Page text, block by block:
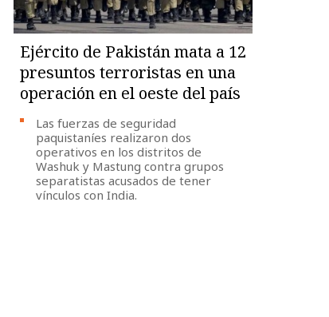
Ejército de Pakistán mata a 12
presuntos terroristas en una
operación en el oeste del país
Las fuerzas de seguridad
paquistaníes realizaron dos
operativos en los distritos de
Washuk y Mastung contra grupos
separatistas acusados de tener
vínculos con India.